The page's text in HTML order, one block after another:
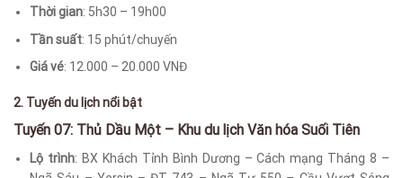
Thời gian: 5h30 – 19h00
Tần suất: 15 phút/chuyến
Giá vé: 12.000 – 20.000 VNĐ
2. Tuyến du lịch nổi bật
Tuyến 07: Thủ Dầu Một – Khu du lịch Văn hóa Suối Tiên
Lộ trình: BX Khách Tỉnh Bình Dương – Cách mạng Tháng 8 –